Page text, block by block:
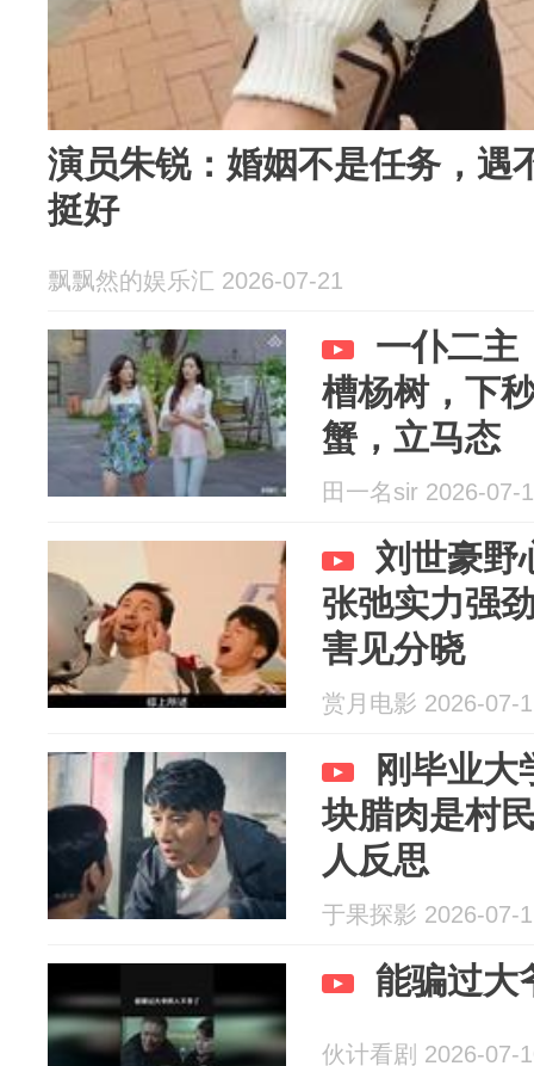
演员朱锐：婚姻不是任务，遇
挺好
飘飘然的娱乐汇 2026-07-21
一仆二主
槽杨树，下
蟹，立马态
田一名sir 2026-07-
刘世豪野
张弛实力强
害见分晓
赏月电影 2026-07-
刚毕业大
块腊肉是村
人反思
于果探影 2026-07-
能骗过大
伙计看剧 2026-07-